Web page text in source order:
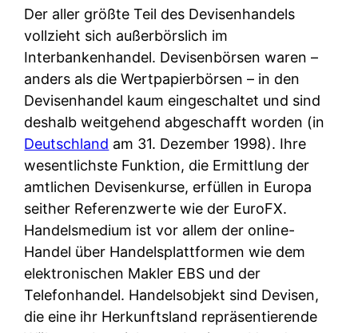
Der aller größte Teil des Devisenhandels
vollzieht sich außerbörslich im
Interbankenhandel. Devisenbörsen waren –
anders als die Wertpapierbörsen – in den
Devisenhandel kaum eingeschaltet und sind
deshalb weitgehend abgeschafft worden (in
Deutschland am 31. Dezember 1998). Ihre
wesentlichste Funktion, die Ermittlung der
amtlichen Devisenkurse, erfüllen in Europa
seither Referenzwerte wie der EuroFX.
Handelsmedium ist vor allem der online-
Handel über Handelsplattformen wie dem
elektronischen Makler EBS und der
Telefonhandel. Handelsobjekt sind Devisen,
die eine ihr Herkunftsland repräsentierende